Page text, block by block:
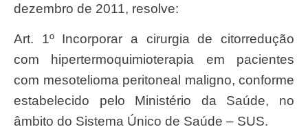
dezembro de 2011, resolve:
Art. 1º Incorporar a cirurgia de citorredução
com hipertermoquimioterapia em pacientes
com mesotelioma peritoneal maligno, conforme
estabelecido pelo Ministério da Saúde, no
âmbito do Sistema Único de Saúde – SUS.